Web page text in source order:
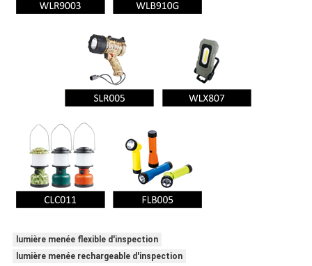
lumière menée flexible d'inspection
lumière menée rechargeable d'inspection